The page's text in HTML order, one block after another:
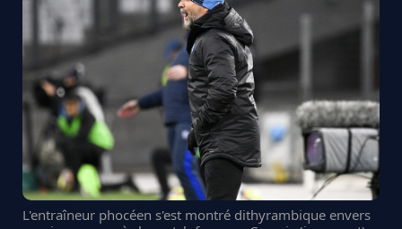
L'entraîneur phocéen s'est montré dithyrambique envers